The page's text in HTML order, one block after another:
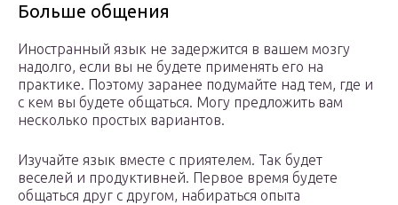
Больше общения
Иностранный язык не задержится в вашем мозгу
надолго, если вы не будете применять его на
практике. Поэтому заранее подумайте над тем, где и
с кем вы будете общаться. Могу предложить вам
несколько простых вариантов.
Изучайте язык вместе с приятелем. Так будет
веселей и продуктивней. Первое время будете
общаться друг с другом, набираться опыта